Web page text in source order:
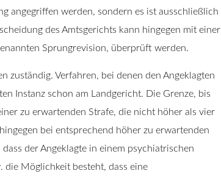
angegriffen werden, sondern es ist ausschließlich
des Amtsgerichts kann hingegen mit einer
Sprungrevision, überprüft werden.
zuständig. Verfahren, bei denen den Angeklagten
Instanz schon am Landgericht. Die Grenze, bis
zu erwartenden Strafe, die nicht höher als vier
bei entsprechend höher zu erwartenden
der Angeklagte in einem psychiatrischen
die Möglichkeit besteht, dass eine